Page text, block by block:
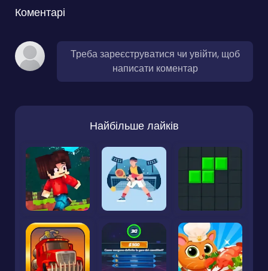
Коментарі
Треба зареєструватися чи увійти, щоб
написати коментар
Найбільше лайків